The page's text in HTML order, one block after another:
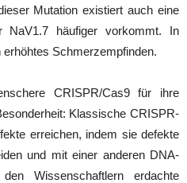
Mutation existiert auch eine
NaV1.7 häufiger vorkommt. In
Schmerzempfinden.
CRISPR/Cas9 für ihre
Klassische CRISPR-
erreichen, indem sie defekte
und mit einer anderen DNA-
Wissenschaftlern erdachte